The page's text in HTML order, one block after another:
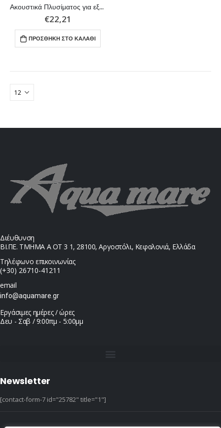
Ακουστικά Πλυσίματος για εξωλέμβιες και εσω/εξωλέμβιες μηχανές.
€22,21
ΠΡΟΣΘΉΚΗ ΣΤΟ ΚΑΛΆΘΙ
Διέυθυνση
ΒΙ.ΠΕ. ΤΜΗΜΑ Α ΟΤ 3 1, 28100, Αργοστόλι, Κεφαλονιά, Ελλάδα
Τηλέφωνο επικοινωνίας
(+30) 26710-41211
email
info@aquamare.gr
Εργάσιμες ημέρες / ώρες
Δευ - Σαβ / 9:00πμ - 5:00μμ
Newsletter
[contact-form-7 id="25782" title="1"]